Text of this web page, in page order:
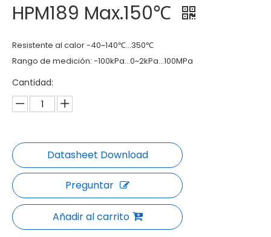
HPM189 Max.150℃
Resistente al calor -40~140℃...350℃
Rango de medición: -100kPa…0~2kPa…100MPa
Cantidad:
Preguntar
Añadir al carrito